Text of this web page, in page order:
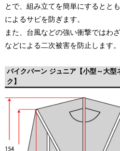
とで、組み立てを簡単にするとと
によるサビを防ぎます。
また、台風などの強い衝撃ではわ
などによる二次被害を防止します。
バイクバーン ジュニア【小型～大型
ク】